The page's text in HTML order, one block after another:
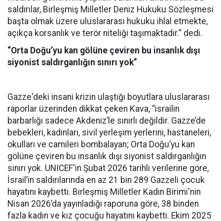
saldırılar, Birleşmiş Milletler Deniz Hukuku Sözleşmesi
başta olmak üzere uluslararası hukuku ihlal etmekte,
açıkça korsanlık ve terör niteliği taşımaktadır.” dedi.
“Orta Doğu’yu kan gölüne çeviren bu insanlık dışı
siyonist saldırganlığın sınırı yok”
Gazze'deki insani krizin ulaştığı boyutlara uluslararası
raporlar üzerinden dikkat çeken Kava, “israilin
barbarlığı sadece Akdeniz’le sınırlı değildir. Gazze’de
bebekleri, kadınları, sivil yerleşim yerlerini, hastaneleri,
okulları ve camileri bombalayan; Orta Doğu’yu kan
gölüne çeviren bu insanlık dışı siyonist saldırganlığın
sınırı yok. UNICEF'in Şubat 2026 tarihli verilerine göre,
İsrail’in saldırılarında en az 21 bin 289 Gazzeli çocuk
hayatını kaybetti. Birleşmiş Milletler Kadın Birimi'nin
Nisan 2026’da yayınladığı raporuna göre, 38 binden
fazla kadın ve kız çocuğu hayatını kaybetti. Ekim 2025